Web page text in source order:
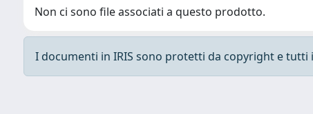
Non ci sono file associati a questo prodotto.
I documenti in IRIS sono protetti da copyright e